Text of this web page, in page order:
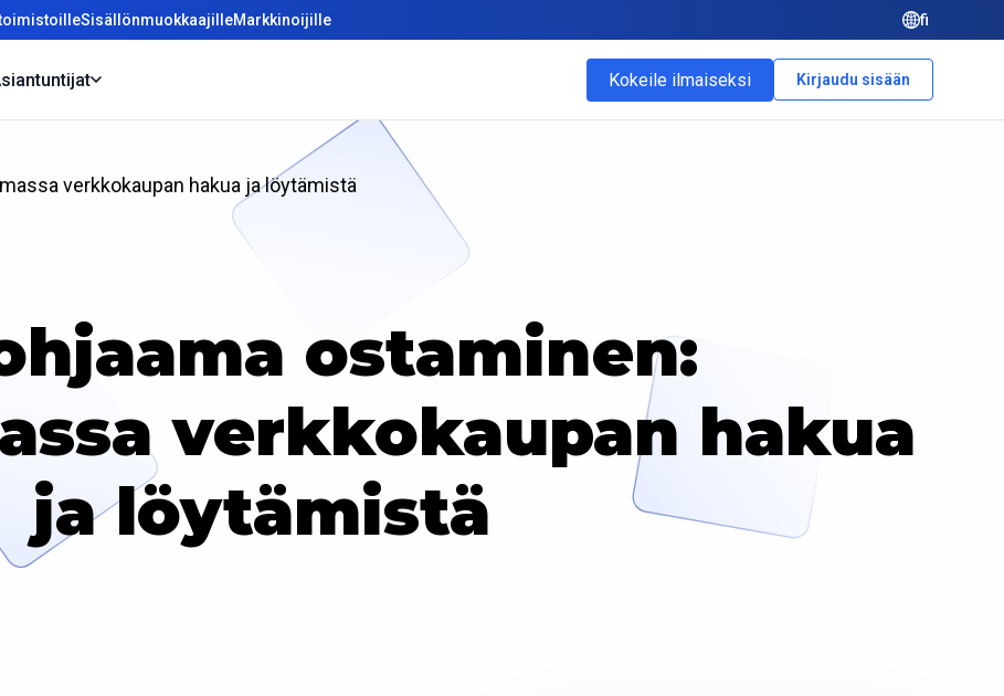
SisällönmuokkaajilleMarkkinoijille fi
Kokeile ilmaiseksi Kirjaudu sisään
verkkokaupan hakua ja löytämistä
ostaminen:
verkkokaupan hakua
ja löytämistä